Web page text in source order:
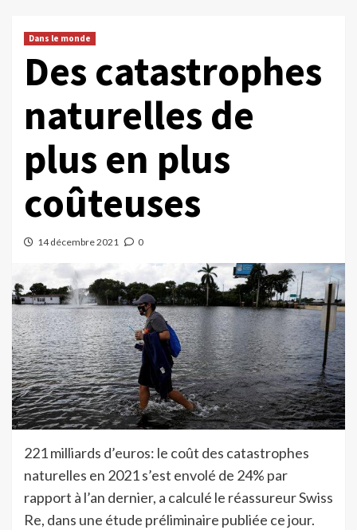
Dans le monde
Des catastrophes
naturelles de
plus en plus
coûteuses
14 décembre 2021 0
221 milliards d’euros: le coût des catastrophes
naturelles en 2021 s’est envolé de 24% par
rapport à l’an dernier, a calculé le réassureur Swiss
Re, dans une étude préliminaire publiée ce jour.